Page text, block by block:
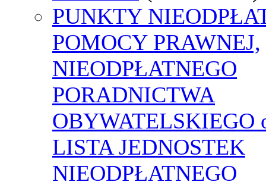
PUNKTY
POMOCY PRAWNEJ,
NIEODPŁATNEGO
PORADNICTWA
OBYWATELSKIEGO
LISTA JEDNOSTEK
NIEODPŁATNEGO